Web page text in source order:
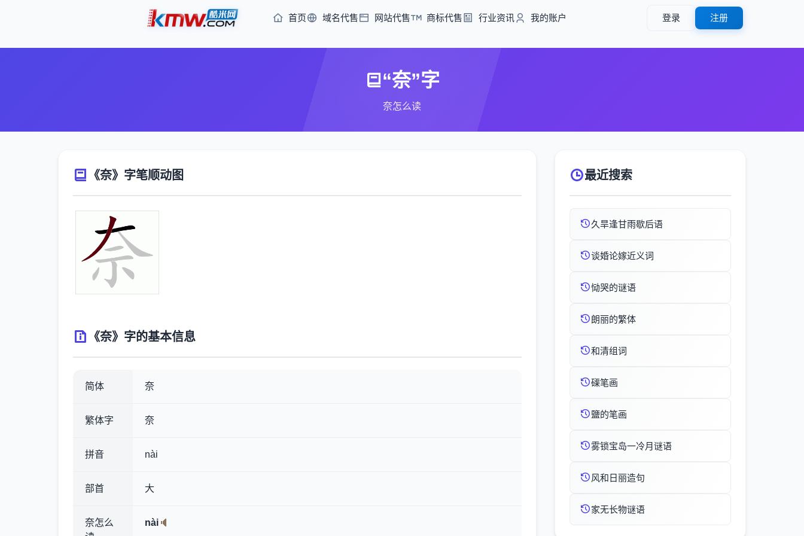
首页 域名代售 网站代售 商标代售 行业资讯 我的账户 登录 注册
“奈”字
奈怎么读
《奈》字笔顺动图
《奈》字的基本信息
简体 奈
繁体字 奈
拼音 nài
部首 大
奈怎么
nài
最近搜索
久旱逢甘雨歇后语
谈婚论嫁近义词
恸哭的谜语
朗丽的繁体
和清组词
磲笔画
鹽的笔画
雾锁宝岛一冷月谜语
风和日丽造句
家无长物谜语